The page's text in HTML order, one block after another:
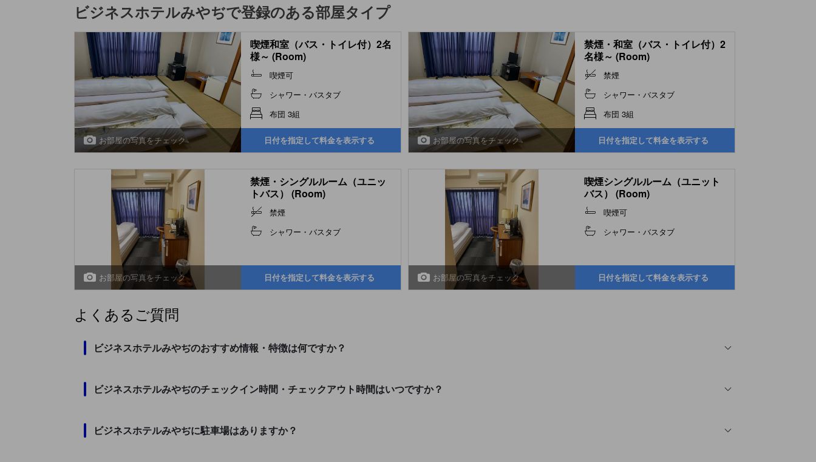
ビジネスホテルみやぢで登録のある部屋タイプ
お部屋の写真をチェック
喫煙和室（バス・トイレ付）2名
様～ (Room)
喫煙可
シャワー・バスタブ
布団 3組
日付を指定して料金を表示する お部屋の写真をチェック
禁煙・和室（バス・トイレ付）2
名様～ (Room)
禁煙
シャワー・バスタブ
布団 3組
日付を指定して料金を表示する
お部屋の写真をチェック
禁煙・シングルルーム（ユニッ
トバス） (Room)
禁煙
シャワー・バスタブ
日付を指定して料金を表示する お部屋の写真をチェック
喫煙シングルルーム（ユニット
バス） (Room)
喫煙可
シャワー・バスタブ
日付を指定して料金を表示する
よくあるご質問
ビジネスホテルみやぢのおすすめ情報・特徴は何ですか？
ビジネスホテルみやぢのチェックイン時間・チェックアウト時間はいつですか？
ビジネスホテルみやぢに駐車場はありますか？